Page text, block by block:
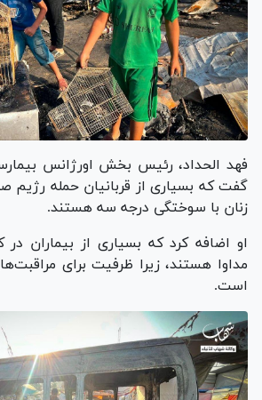
فهد الحداد، رئیس بخش اورژانس
گفت که بسیاری از قربانیان حمله رژیم
زنان با سوختگی درجه سه هستند.
او اضافه کرد که بسیاری از بیماران
مداوا هستند، زیرا ظرفیت برای
است.